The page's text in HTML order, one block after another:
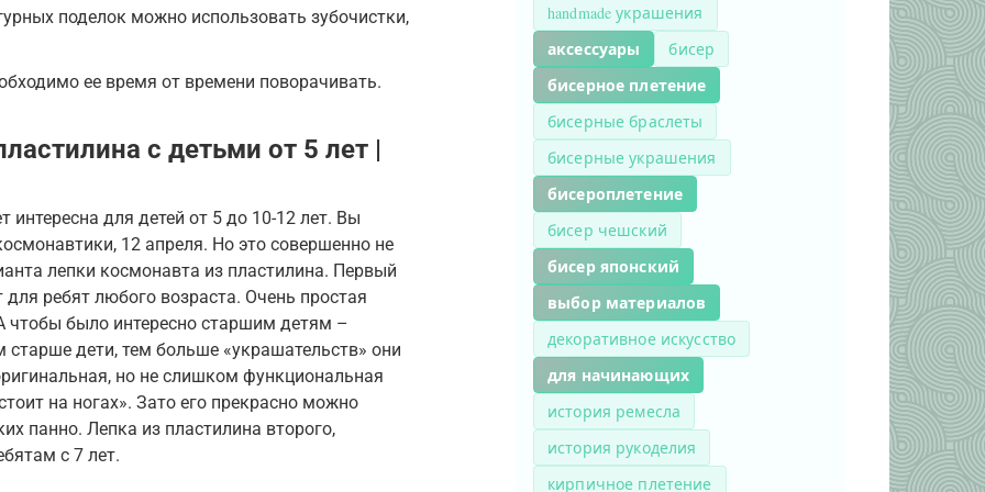
поделок можно использовать зубочистки,
ее время от времени поворачивать.
с детьми от 5 лет |
интересна для детей от 5 до 10-12 лет. Вы
12 апреля. Но это совершенно не
лепки космонавта из пластилина. Первый
ребят любого возраста. Очень простая
было интересно старшим детям –
дети, тем больше «украшательств» они
но не слишком функциональная
на ногах». Зато его прекрасно можно
панно. Лепка из пластилина второго,
с 7 лет.
handmade украшения
аксессуары бисер
бисерное плетение
бисерные браслеты
бисерные украшения
бисероплетение
бисер чешский
бисер японский
выбор материалов
декоративное искусство
для начинающих
история ремесла
история рукоделия
кирпичное плетение